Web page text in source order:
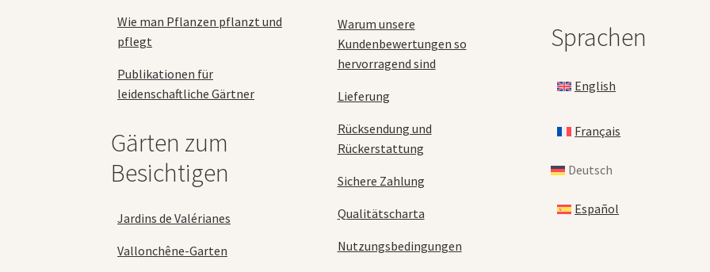
Wie man Pflanzen pflanzt und
pflegt
Publikationen für
leidenschaftliche Gärtner
Gärten zum
Besichtigen
Jardins de Valérianes
Vallonchêne-Garten
Warum unsere
Kundenbewertungen so
hervorragend sind
Lieferung
Rücksendung und
Rückerstattung
Sichere Zahlung
Qualitätscharta
Nutzungsbedingungen
Sprachen
English
Français
Deutsch
Español